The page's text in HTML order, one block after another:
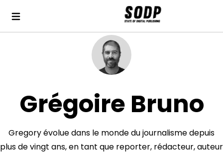
Grégoire Bruno
Gregory évolue dans le monde du journalisme depuis
plus de vingt ans, en tant que reporter, rédacteur, auteur